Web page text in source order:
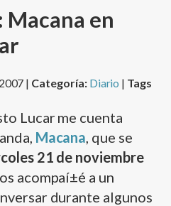
en
| Categoría: Diario | Tags
Lucar me cuenta
Macana , que se
21 de noviembre
acompaí±é a un
durante algunos